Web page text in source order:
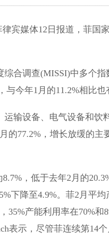
媒体12日报道，菲国
调查(MISSI)中多个指
与今年1月的11.2%相比也
设备、电气设备和饮
的77.2%，增长放缓的
，低于去年2月的
下降至4.9%。菲2月平
35%产能利用率在70%
表示，尽管菲连续第14